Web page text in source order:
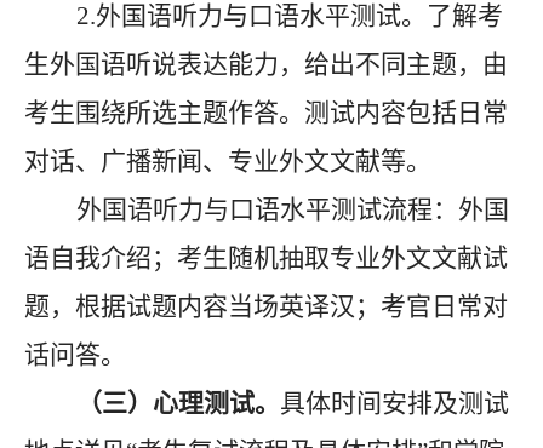
2.外国语听力与口语水平测试。了解考
生外国语听说表达能力，给出不同主题，由
考生围绕所选主题作答。测试内容包括日常
对话、广播新闻、专业外文文献等。
外国语听力与口语水平测试流程：外国
语自我介绍；考生随机抽取专业外文文献试
题，根据试题内容当场英译汉；考官日常对
话问答。
（三）心理测试。 具体时间安排及测试